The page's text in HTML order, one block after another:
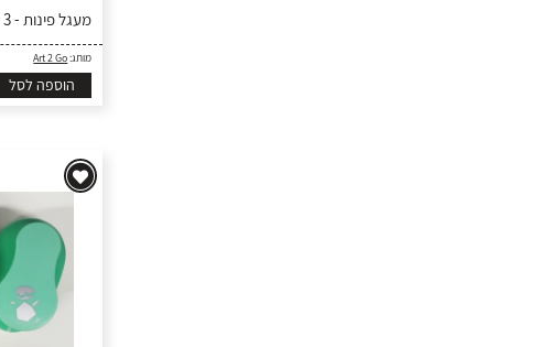
מעגל פינות - 3 גדלים
מותג:Art 2 Go
הוספה לסל